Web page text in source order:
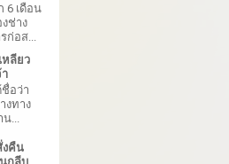
6 เดือน
ช่าง
อส...
ลียว
อว่า
งทาง
น...
งคืน